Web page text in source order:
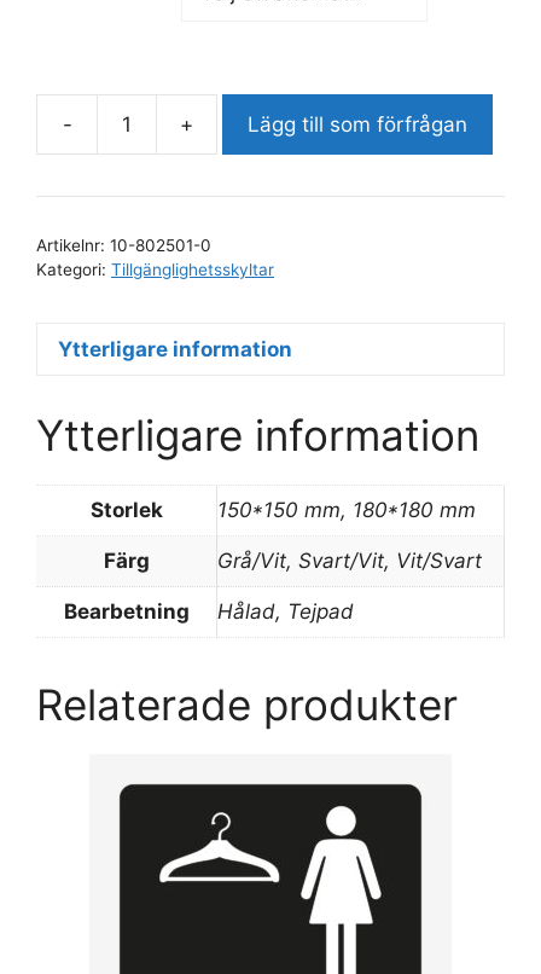
-
Taktil
m.
MÖTESRUM
+ Lägg till som förfrågan
Artikelnr: 10-802501-0
Kategori: Tillgänglighetsskyltar
Ytterligare information
Ytterligare information
Storlek 150*150 mm, 180*180 mm
Färg Grå/Vit, Svart/Vit, Vit/Svart
Bearbetning Hålad, Tejpad
Relaterade produkter